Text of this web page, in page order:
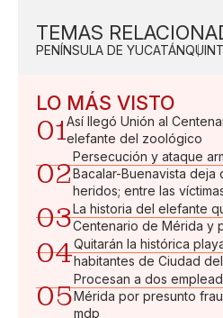
TEMAS
PENÍNSULA DE YUCATÁN
LO MÁS VISTO
01Así llegó Unión al
elefante del zoológico
02
Persecución y ataque
Bacalar-Buenavista deja
heridos; entre las
03La historia del elefante
Centenario de Mérida y
04Quitarán la histórica
habitantes de Ciudad
05
Procesan a dos
Mérida por presunto
mdp